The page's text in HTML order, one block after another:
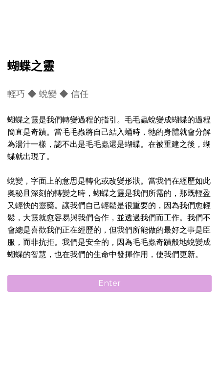
蝴蝶之靈
輕巧 ◆ 蛻變 ◆ 信任
蝴蝶之靈是我們轉變過程的指引。毛毛蟲蛻變成蝴蝶的過程
簡直是奇蹟。當毛毛蟲將自己結入蛹時，牠的身體就會分解
為湯汁一樣，認不出是毛毛蟲還是蝴蝶。在被重建之後，蝴
蝶就出現了。
蛻變，字面上的意思是轉化或改變形狀。當我們在經歷如此
奧秘且深刻的轉變之時，蝴蝶之靈是我們所需的，那既輕盈
又輕快的靈藥。讓我們自己輕鬆是很重要的，因為我們愈輕
鬆，大靈就愈容易與我們合作，並透過我們而工作。我們不
會總是喜歡我們正在經歷的，但我們所能做的最好之事是臣
服，而非抗拒。我們是安全的，因為毛毛蟲奇蹟般地蛻變成
蝴蝶的智慧，也在我們的生命中發揮作用，使我們更新。
Enter